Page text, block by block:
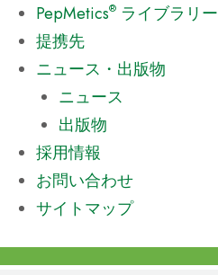
PepMetics® ライブラリー
提携先
ニュース・出版物
ニュース
出版物
採用情報
お問い合わせ
サイトマップ